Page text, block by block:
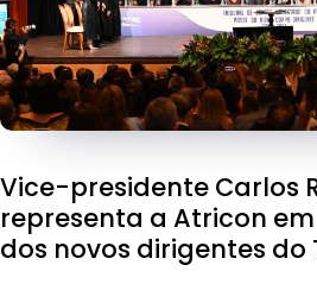
Vice-presidente Carlos
representa a Atricon
dos novos dirigentes do